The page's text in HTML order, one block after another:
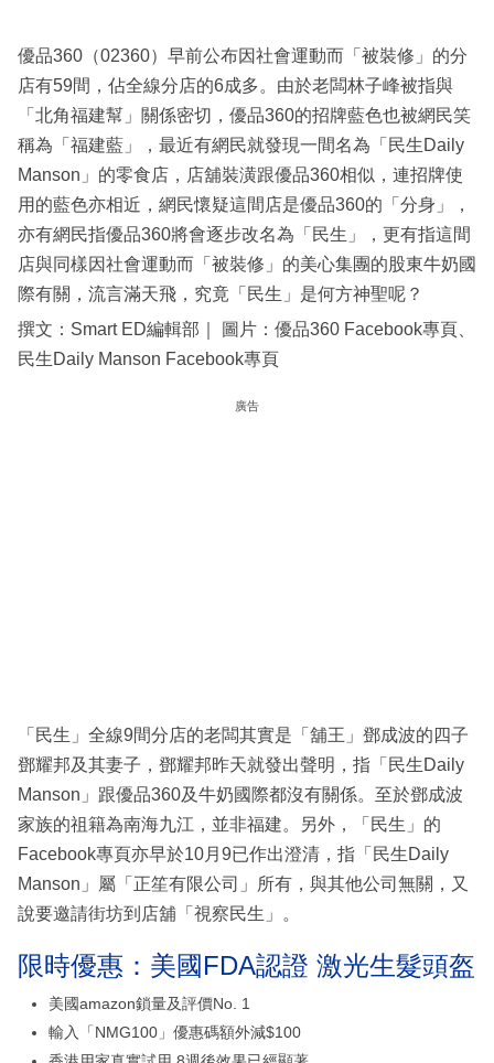
區
優品360（02360）早前公布因社會運動而「被裝修」的分
店有59間，佔全線分店的6成多。由於老闆林子峰被指與
「北角福建幫」關係密切，優品360的招牌藍色也被網民笑
稱為「福建藍」，最近有網民就發現一間名為「民生Daily
Manson」的零食店，店舖裝潢跟優品360相似，連招牌使
用的藍色亦相近，網民懷疑這間店是優品360的「分身」，
亦有網民指優品360將會逐步改名為「民生」，更有指這間
店與同樣因社會運動而「被裝修」的美心集團的股東牛奶國
際有關，流言滿天飛，究竟「民生」是何方神聖呢？
撰文：Smart ED編輯部｜ 圖片：優品360 Facebook專頁、
民生Daily Manson Facebook專頁
廣告
「民生」全線9間分店的老闆其實是「舖王」鄧成波的四子
鄧耀邦及其妻子，鄧耀邦昨天就發出聲明，指「民生Daily
Manson」跟優品360及牛奶國際都沒有關係。至於鄧成波
家族的祖籍為南海九江，並非福建。另外，「民生」的
Facebook專頁亦早於10月9已作出澄清，指「民生Daily
Manson」屬「正笙有限公司」所有，與其他公司無關，又
說要邀請街坊到店舖「視察民生」。
限時優惠：美國FDA認證 激光生髮頭盔
美國amazon鎖量及評價No. 1
輸入「NMG100」優惠碼額外減$100